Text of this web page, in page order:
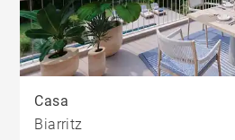
Casa
Biarritz